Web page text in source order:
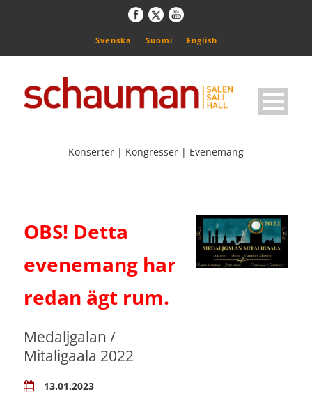
Svenska Suomi English
Konserter | Kongresser | Evenemang
OBS! Detta
evenemang har
redan ägt rum.
Medaljgalan /
Mitaligaala 2022
13.01.2023